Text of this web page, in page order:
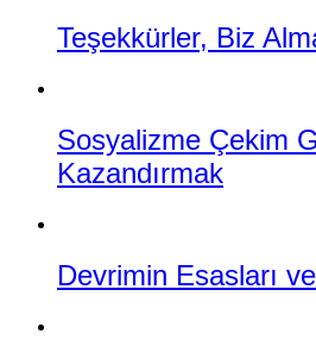
Teşekkürler, Biz
Sosyalizme Çekim
Kazandırmak
Devrimin Esasları